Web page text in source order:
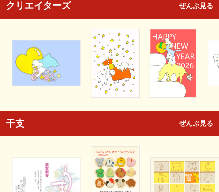
クリエイターズ ぜんぶ見る
干支 ぜんぶ見る